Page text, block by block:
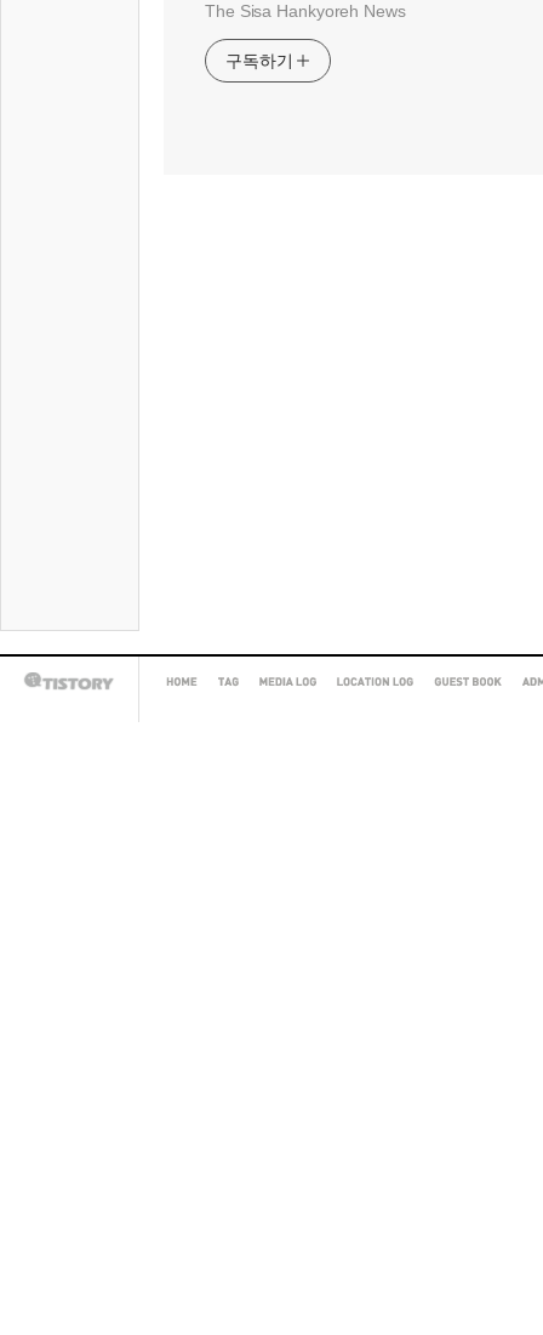
The Sisa Hankyoreh News
구독하기